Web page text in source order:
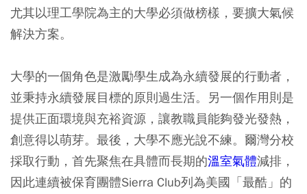
尤其以理工學院為主的大學必須做榜樣，要擴大氣候
解決方案。
大學的一個角色是激勵學生成為永續發展的行動者，
並秉持永續發展目標的原則過生活。另一個作用則是
提供正面環境與充裕資源，讓教職員能夠發光發熱，
創意得以萌芽。最後，大學不應光說不練。爾灣分校
採取行動，首先聚焦在具體而長期的溫室氣體減排，
因此連續被保育團體Sierra Club列為美國「最酷」的